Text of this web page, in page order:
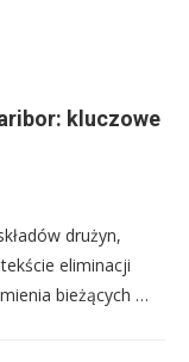
kluczowe
drużyn,
eliminacji
bieżących …